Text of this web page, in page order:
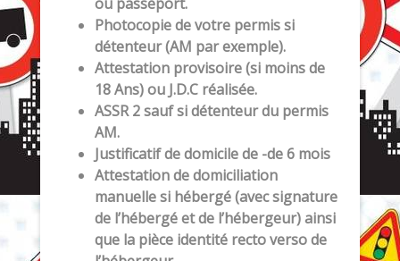
Photocopie de votre permis si
détenteur (AM par exemple).
Attestation provisoire (si moins de
18 Ans) ou J.D.C réalisée.
ASSR 2 sauf si détenteur du permis
AM.
Justificatif de domicile de -de 6 mois
Attestation de domiciliation
manuelle si hébergé (avec signature
de l’hébergé et de l’hébergeur) ainsi
que la pièce identité recto verso de